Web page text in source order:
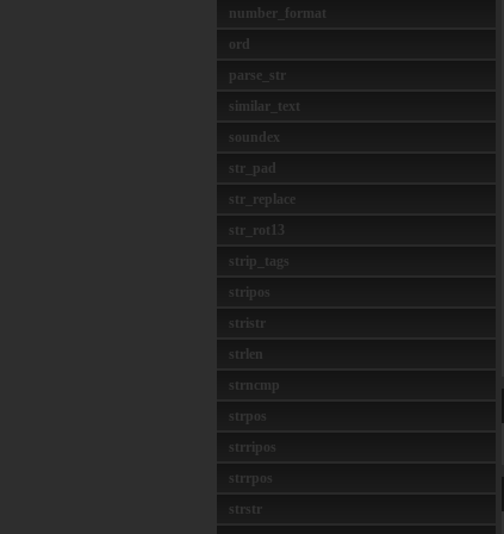
number_format
ord
parse_str
similar_text
soundex
str_pad
str_replace
str_rot13
strip_tags
stripos
stristr
strlen
strncmp
strpos
strripos
strrpos
strstr